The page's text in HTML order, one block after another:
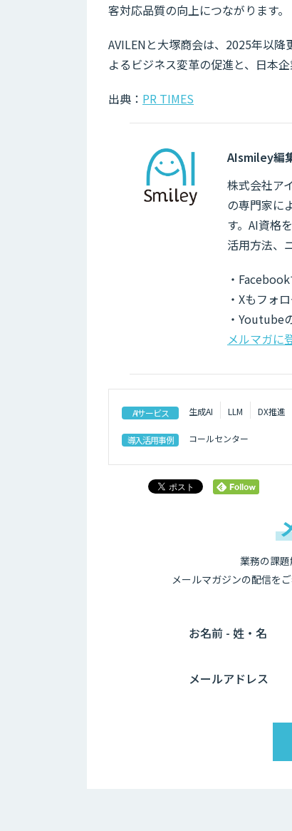
客対応品質の向上につながります。
AVILENと大塚商会は、2025年以
よるビジネス変革の促進と、日本
出典： PR TIMES
AIsmiley編
株式会社ア
の専門家に
す。AI資格
活用方法、
・
・Xもフォ
・Youtube
メルマガに
AIサービス 生成AI LLM DX推進
導入活用事例 コールセンター
業務の課題
メールマガジンの配信を
お名前 - 姓・名
メールアドレス